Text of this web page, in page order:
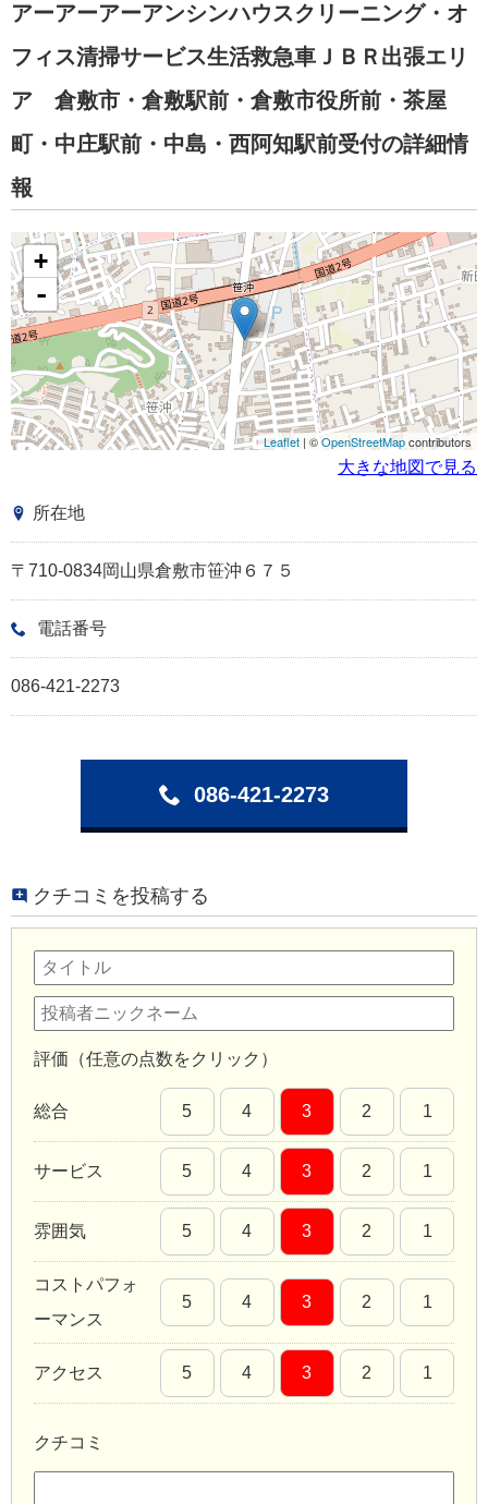
アーアーアーアンシンハウスクリーニング・オ
フィス清掃サービス生活救急車ＪＢＲ出張エリ
ア 倉敷市・倉敷駅前・倉敷市役所前・茶屋
町・中庄駅前・中島・西阿知駅前受付の詳細情
報
+
-
Leaflet | ©OpenStreetMapcontributors
大きな地図で見る
所在地
〒710-0834岡山県倉敷市笹沖６７５
電話番号
086-421-2273
086-421-2273
クチコミを投稿する
評価（任意の点数をクリック）
総合 5 4 3 2 1
サービス 5 4 3 2 1
雰囲気 5 4 3 2 1
コストパフォ
ーマンス
5 4 3 2 1
アクセス 5 4 3 2 1
クチコミ